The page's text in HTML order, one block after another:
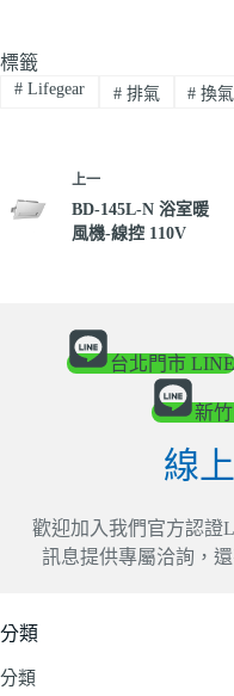
標籤
#Lifegear #排氣 # 換氣
上一
BD-145L-N 浴室暖
風機-線控 110V
台北門市
新
線
歡迎加入我們官方認證
訊息提供專屬洽詢，
分類
分類